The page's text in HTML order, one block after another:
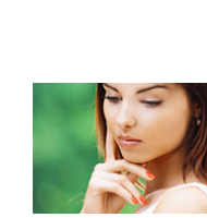
且在病患出現心臟衰竭
研究結果發現女性在出
率比男性高出70％,5年內
之後,女性心臟病的死亡
性在短期死亡率高的原
疾病的比例較高(例如:
願就醫或是不容易被診